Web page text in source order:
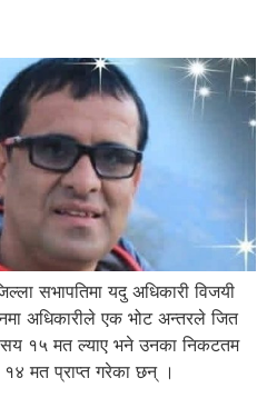
सभापतिमा यदु अधिकारी विजयी
अधिकारीले एक भोट अन्तरले जित
१५ मत ल्याए भने उनका निकटतम
१४ मत प्राप्त गरेका छन् ।